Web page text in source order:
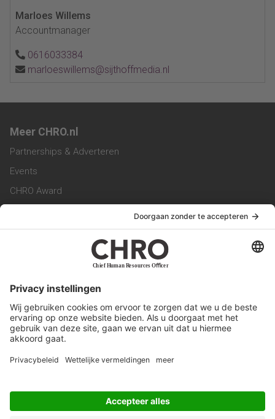
Marloes Willems
Accountmanager
0616033384
marloeswillems@sijthoffmedia.nl
Meer CHRO.nl
Partnerships & Adverteren
Events
CHRO Award
CHRO Magazine
Service & Contact
Werken bij ons
Privacy Statement
Algemene Voorwaarden